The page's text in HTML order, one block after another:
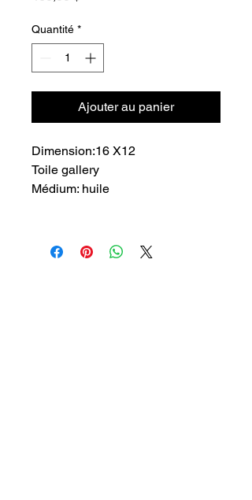
Quantité *
Ajouter au panier
Dimension:16 X12
Toile gallery
Médium: huile